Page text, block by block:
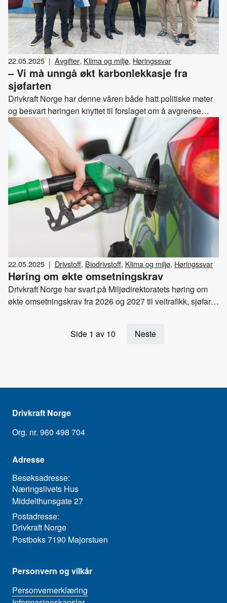
22.05.2025 | Avgifter, Klima og miljø, Høringssvar
– Vi må unngå økt karbonlekkasje fra
sjøfarten
Drivkraft Norge har denne våren både hatt politiske møter
og besvart høringen knyttet til forslaget om å avgrense
fritaket for utenriks sjøfart fra fiske og fangst. Her kan du
lese vårt høringssvar.
22.05.2025 | Drivstoff, Biodrivstoff, Klima og miljø, Høringssvar
Høring om økte omsetningskrav
Drivkraft Norge har svart på Miljødirektoratets høring om
økte omsetningskrav fra 2026 og 2027 til veitrafikk, sjøfart
Side 1 av 10
Neste
Drivkraft Norge
Org. nr. 960 498 704
Adresse
Besøksadresse:
Næringslivets Hus
Middelthunsgate 27
Postadresse:
Drivkraft Norge
Postboks 7190 Majorstuen
Personvern og vilkår
Personvernerklæring